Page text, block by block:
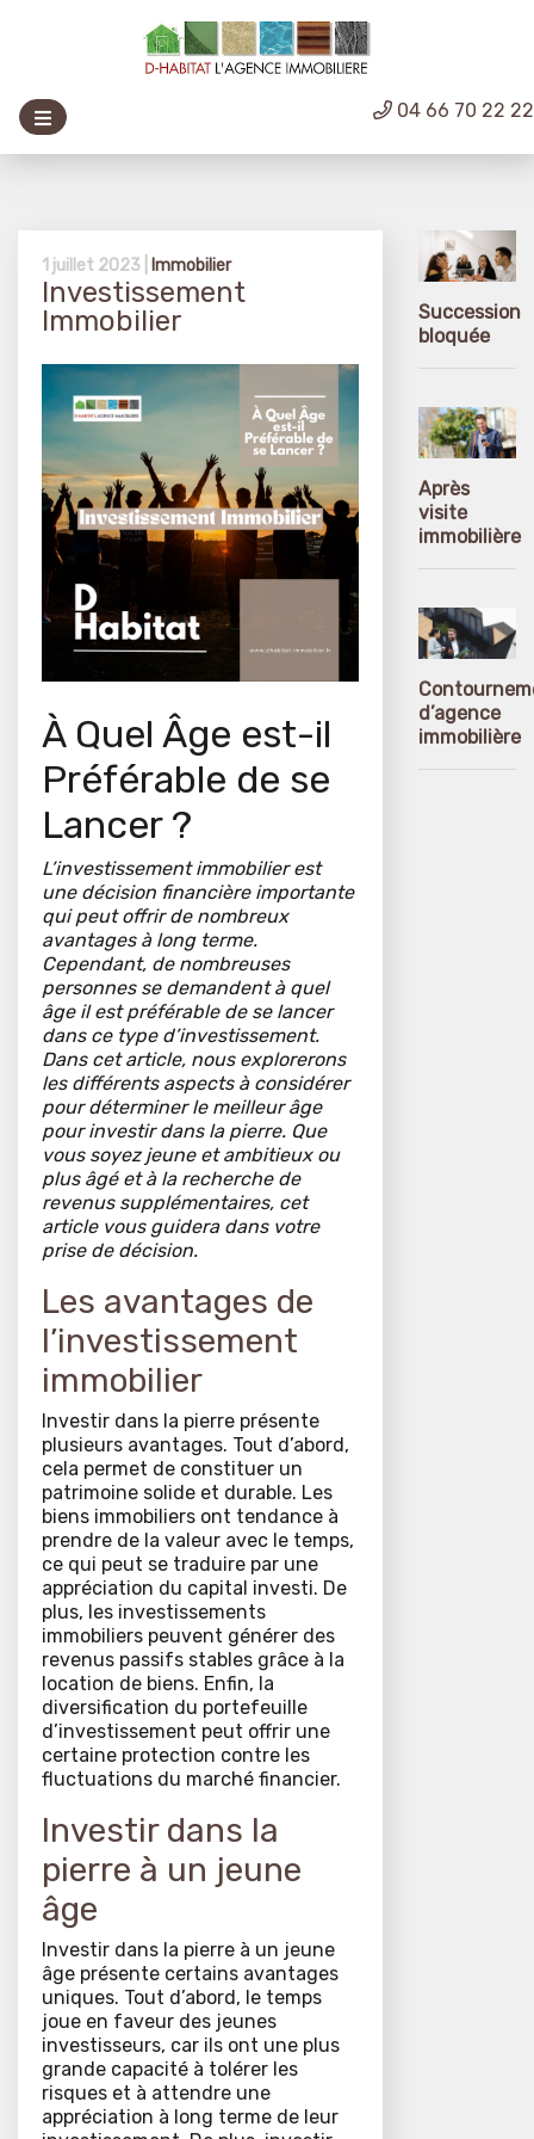
04 66 70 22 22
1 juillet 2023 | Immobilier
Investissement
Immobilier
À Quel Âge est-il
Préférable de se
Lancer ?
L’investissement immobilier est
une décision financière importante
qui peut offrir de nombreux
avantages à long terme.
Cependant, de nombreuses
personnes se demandent à quel
âge il est préférable de se lancer
dans ce type d’investissement.
Dans cet article, nous explorerons
les différents aspects à considérer
pour déterminer le meilleur âge
pour investir dans la pierre. Que
vous soyez jeune et ambitieux ou
plus âgé et à la recherche de
revenus supplémentaires, cet
article vous guidera dans votre
prise de décision.
Les avantages de
l’investissement
immobilier
Investir dans la pierre présente
plusieurs avantages. Tout d’abord,
cela permet de constituer un
patrimoine solide et durable. Les
biens immobiliers ont tendance à
prendre de la valeur avec le temps,
ce qui peut se traduire par une
appréciation du capital investi. De
plus, les investissements
immobiliers peuvent générer des
revenus passifs stables grâce à la
location de biens. Enfin, la
diversification du portefeuille
d’investissement peut offrir une
certaine protection contre les
fluctuations du marché financier.
Investir dans la
pierre à un jeune
âge
Investir dans la pierre à un jeune
âge présente certains avantages
uniques. Tout d’abord, le temps
joue en faveur des jeunes
investisseurs, car ils ont une plus
grande capacité à tolérer les
risques et à attendre une
appréciation à long terme de leur
Succession
bloquée
Après
visite
immobilière
d’agence
immobilière